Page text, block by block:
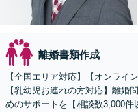
離婚書類作成
【全国エリア対応】【オンライ
【乳幼児お連れの方対応】離婚
めのサポートを【相談数3,000